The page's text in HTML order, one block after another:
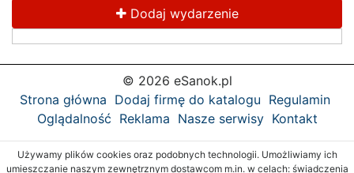
Dodaj wydarzenie
© 2026 eSanok.pl
Strona główna Dodaj firmę do katalogu Regulamin
Oglądalność Reklama Nasze serwisy Kontakt
Używamy plików cookies oraz podobnych technologii. Umożliwiamy ich
umieszczanie naszym zewnętrznym dostawcom m.in. w celach: świadczenia